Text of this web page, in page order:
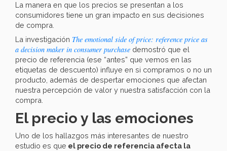
La manera en que los precios se presentan a los
consumidores tiene un gran impacto en sus decisiones
de compra.
La investigación The emotional side of price: reference price as
a decision maker in consumer purchase demostró que el
precio de referencia (ese “antes” que vemos en las
etiquetas de descuento) influye en si compramos o no un
producto, además de despertar emociones que afectan
nuestra percepción de valor y nuestra satisfacción con la
compra.
El precio y las emociones
Uno de los hallazgos más interesantes de nuestro
estudio es que el precio de referencia afecta la